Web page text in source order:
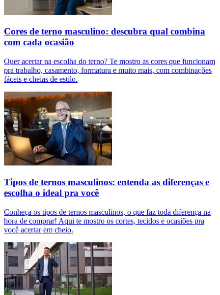
Cores de terno masculino: descubra qual combina
com cada ocasião
Quer acertar na escolha do terno? Te mostro as cores que funcionam
pra trabalho, casamento, formatura e muito mais, com combinações
fáceis e cheias de estilo.
Tipos de ternos masculinos: entenda as diferenças e
escolha o ideal pra você
Conheça os tipos de ternos masculinos, o que faz toda diferença na
hora de comprar! Aqui te mostro os cortes, tecidos e ocasiões pra
você acertar em cheio.